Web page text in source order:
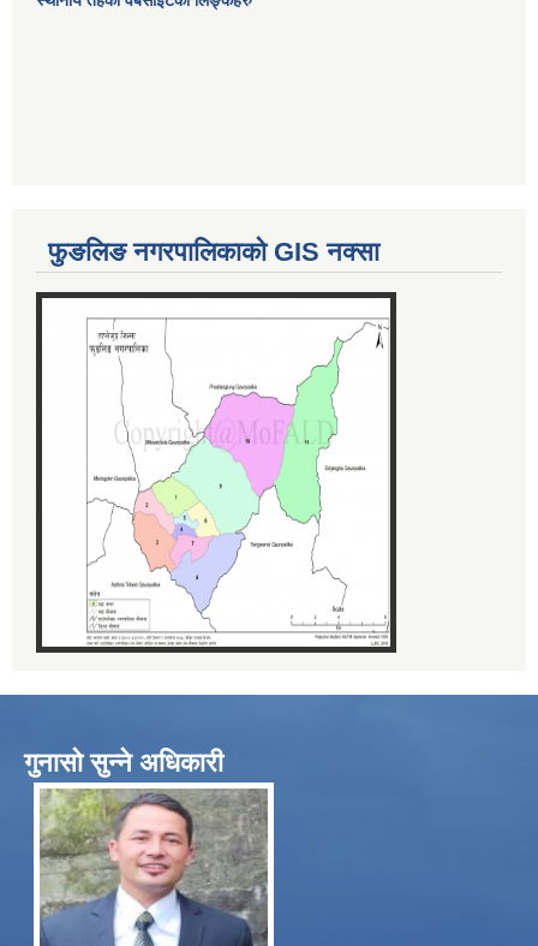
फुङलिङ नगरपालिकाको GIS नक्सा
गुनासो सुन्ने अधिकारी